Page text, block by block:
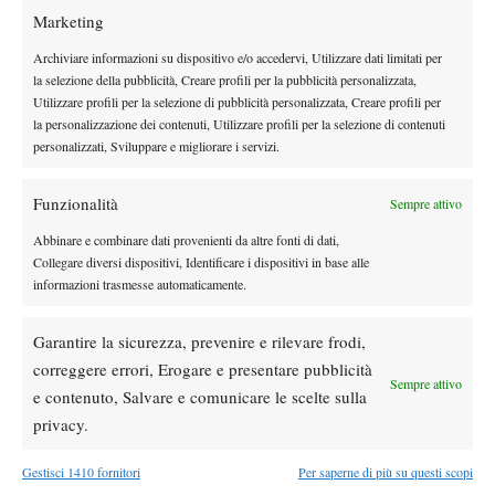
Marketing
Archiviare informazioni su dispositivo e/o accedervi, Utilizzare dati limitati per
la selezione della pubblicità, Creare profili per la pubblicità personalizzata,
Utilizzare profili per la selezione di pubblicità personalizzata, Creare profili per
la personalizzazione dei contenuti, Utilizzare profili per la selezione di contenuti
personalizzati, Sviluppare e migliorare i servizi.
Funzionalità Sempre attivo
Abbinare e combinare dati provenienti da altre fonti di dati,
Collegare diversi dispositivi, Identificare i dispositivi in base alle
informazioni trasmesse automaticamente.
Garantire la sicurezza, prevenire e rilevare frodi,
correggere errori, Erogare e presentare pubblicità
e contenuto, Salvare e comunicare le scelte sulla
privacy.
Sempre attivo
Gestisci 1410 fornitori Per saperne di più su questi scopi
“Essere chiamato campione non dipende da risultato. Un
campione deve mostrare di avere valori forti, deve essere grato di
quel che ha, è un concetto complessivo che nasce da un
approccio olistico: così parlò il Nole filosofo. Un Djokovic che
dal secondo game di risposta ha alzato livello e profondità dei
mascherate di rovescio di gran tocco per salire 3-2, poi ha spinto
l’asticella ancora più su quando si è trattato di chiudere il
parziale. Ha cancellato una palla break, l’unica concessa, sul 4-4,
ha condotto lo scambio, da 20 colpi, il più lungo del set, con
fino a forzarne l’errore. E nel gioco successivo ha spinto ancora,
neutralizzato una palla game e firmato il break che, alla lunga, è
valso molto di più di metà vittoria.
Perché lo svizzero in partita non è mai rientrato e Djokovic ha
leggerezza di essere il numero 1 del mondo. Il serbo, che ha